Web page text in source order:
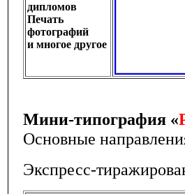
дипломов
Печать
фотографий
и многое другое
Мини-типография «
Основные
Экспресс-